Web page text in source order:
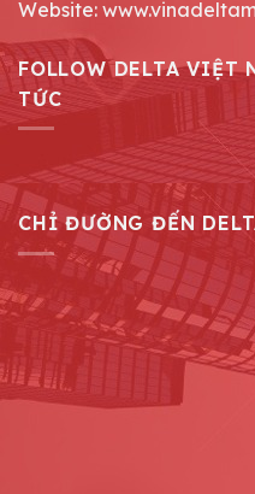
Website:
FOLLOW DELTA VIỆT
TỨC
CHỈ ĐƯỜNG ĐẾN